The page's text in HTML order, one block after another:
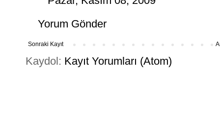
Yorum Gönder
Sonraki Kayıt
Kaydol: Kayıt Yorumları (Atom)